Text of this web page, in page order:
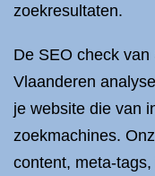
zoekresultaten.
De SEO check
Vlaanderen
je website die van
zoekmachines.
content, meta-